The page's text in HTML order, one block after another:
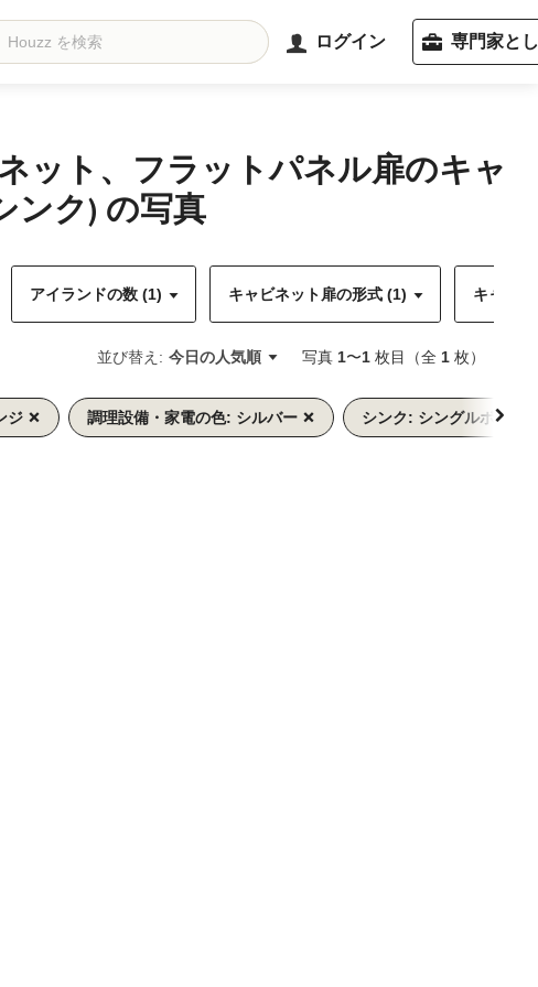
ログイン 専門家と
ット、フラットパネル扉のキャ
ンク) の写真
アイランドの数 (1) キャビネット扉の形式 (1) キャビ
並び替え: 今日の人気順 写真 1〜1 枚目（全 1 枚）
ジ 調理設備・家電の色: シルバー
シンク: シングルボウル